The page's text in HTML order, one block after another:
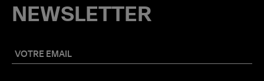
NEWSLETTER